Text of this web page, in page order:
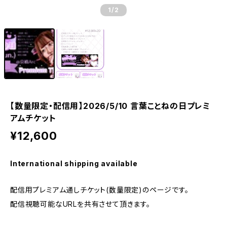
1 /2
【数量限定・配信用】2026/5/10 言葉ことねの日プレミ
アムチケット
¥12,600
International shipping available
配信用プレミアム通しチケット(数量限定)のページです。
配信視聴可能なURLを共有させて頂きます。